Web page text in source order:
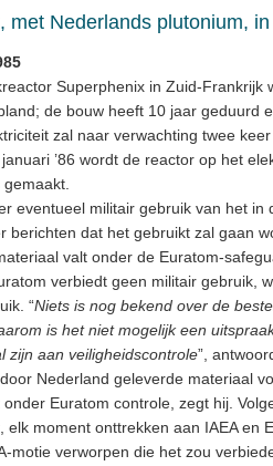
met Nederlands plutonium,
Superphenix in Zuid-
de bouw heeft 10 jaar geduurd
zal naar verwachting twee
’86 wordt de reactor op het
eventueel militair gebruik van het
berichten dat het gebruikt zal gaan
valt onder de Euratom-
verbiedt geen militair gebruik,
“Niets is nog bekend over de
is het niet mogelijk een
zijn aan veiligheidscontrole”,
Nederland geleverde materiaal
Euratom controle, zegt hij.
elk moment onttrekken aan IAEA en
motie verworpen die het zou